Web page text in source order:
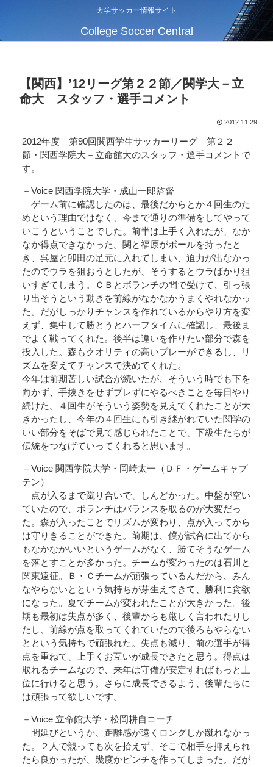
大学サッカー情報サイト
College Soccer Central
【関西】’12リーグ第２２節／関学大－立
命大 スタッフ・選手コメント
2012.11.29
2012年度 第90回関西学生サッカーリーグ 第２２
節・関西学院大－立命館大のスタッフ・選手コメントで
す。
－Voice 関西学院大学・成山一郎監督
ゲーム前に確認したのは、最後だからとか４回生のた
めという理由ではなく、今まで通りの準備をしてやって
いこうということでした。前半は上手く入れたが、なか
なか得点できなかった。関と福原がボールを持ったと
き、呉屋と卯田の足元に入れてしまい、迫力が出なかっ
たのでウラを狙おうとしたが、そうするとウラばかり狙
いすぎてしまう。ＣＢとボランチの間で受けて、引っ張
り出そうという動きを前線がなかなかうまくやれなかっ
た。だがしっかりチャンスを作れているからやり方を変
えず、集中して勝とうとハーフタイムに確認し、最後ま
でよく戦ってくれた。後半は違いを作りたい部分で森を
投入した。森もクオリティの高いプレーができるし、リ
ズムを変えてチャンスで決めてくれた。
今年は前期苦しい試合が続いたが、そういう時でも下を
向かず、手抜きをせずブレずにやるべきことを毎日やり
続けた。４回生がそういう姿勢を見えてくれたことが大
きかったし、今年の４回生にも引き継がれていた関学の
いい部分をそばで見て感じられたことで、下級生たちが
伝統をつなげていってくれると思います。
－Voice 関西学院大学・岡崎太一（ＤＦ・ゲームキャプ
テン）
点が入るまで蹴り合いで、しんどかった。中盤が空い
ていたので、ボランチはバランスを取るのが大変だっ
た。森が入ったことでリズムが変わり、点が入ってから
は守りきることができた。前期は、僕が試合に出てから
もなかなかいいというゲームがなく、勝てそうなゲーム
を落とすことが多かった。チームが変わったのは石川と
関東遠征。Ｂ・Ｃチームが頑張っているんだから、みん
なやらないとという気持ちが芽生えてきて、勝利に貪欲
になった。夏でチームが変われたことが大きかった。後
期も最初は失点が多く、後輩からも厳しく言われたりし
たし、前線が点を取ってくれていたので後ろもやらない
とという気持ちで頑張れた。失点も減り、前の選手が得
点を重ねて、上手くお互いが成長できたと思う。得点は
取れるチームなので、来年は守備が安定すればもっと上
位に行けると思う。さらに成長できるよう、後輩たちに
は頑張って欲しいです。
－Voice 立命館大学・松岡耕自コーチ
間延びというか、距離感が遠くロングしか蹴れなかっ
た。２人で競っても次を拾えず、そこで相手を抑えられ
たら良かったが、幾度かピンチを作ってしまった。だが